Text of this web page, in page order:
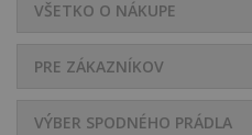
VŠETKO O NÁKUPE
PRE ZÁKAZNÍKOV
VÝBER SPODNÉHO PRÁDLA